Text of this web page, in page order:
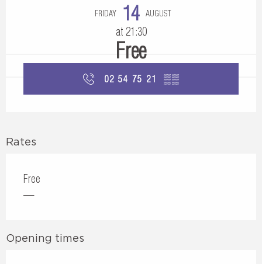
FRIDAY 14 AUGUST
at 21:30
Free
02 54 75 21 ▒▒
Rates
Free
—
Opening times